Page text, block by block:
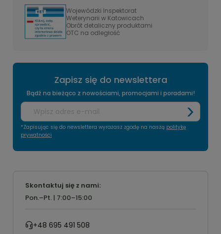
Wojewódzki Inspektorat
Weterynarii w Katowicach
Obrót detaliczny produktami
OTC na odległość
Zapisz się do newslettera
Bądź na bieżąco z nowościami, promocjami i poradami!
*Zapisując się do newslettera wyrażasz zgodę na naszą politykę
prywatności
Skontaktuj się z nami:
Pon.–Pt. | 7:00–15:00
+48 695 491 508